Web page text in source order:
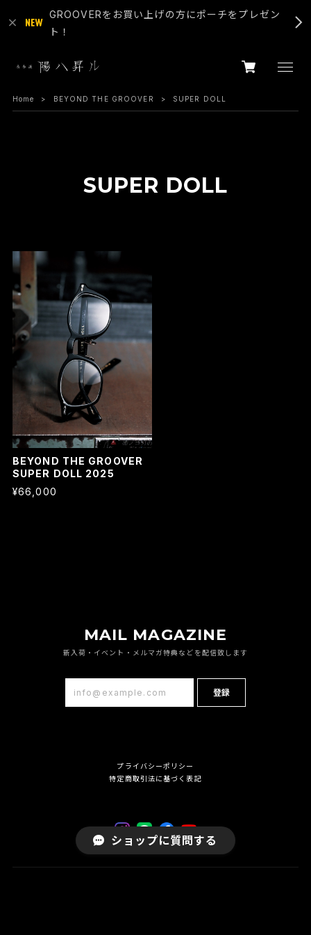
GROOVERをお買い上げの方にポーチをプレゼン
ト！
Home BEYOND THE GROOVER SUPER DOLL
SUPER DOLL
BEYOND THE GROOVER
SUPER DOLL 2025
¥66,000
MAIL MAGAZINE
新入荷・イベント・メルマガ特典などを配信致します
登録
プライバシーポリシー
特定商取引法に基づく表記
ショップに質問する